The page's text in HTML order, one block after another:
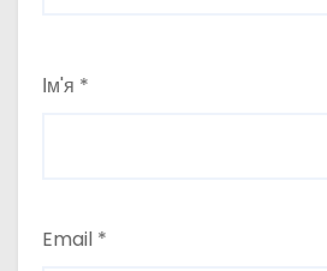
Ім'я *
Email *